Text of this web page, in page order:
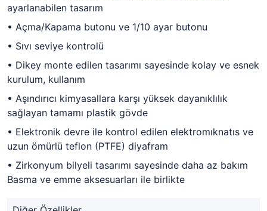
ayarlanabilen tasarım
• Açma/Kapama butonu ve 1/10 ayar butonu
• Sıvı seviye kontrolü
• Dikey monte edilen tasarımı sayesinde kolay ve esnek
kurulum, kullanım
• Aşındırıcı kimyasallara karşı yüksek dayanıklılık
sağlayan tamamı plastik gövde
• Elektronik devre ile kontrol edilen elektromıknatıs ve
uzun ömürlü teflon (PTFE) diyafram
• Zirkonyum bilyeli tasarımı sayesinde daha az bakım
Basma ve emme aksesuarları ile birlikte